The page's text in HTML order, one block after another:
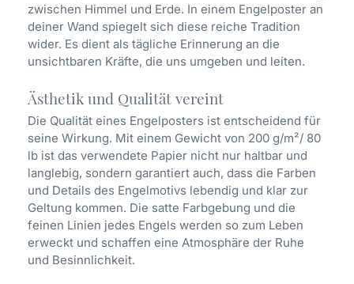
zwischen Himmel und Erde. In einem Engelposter an
deiner Wand spiegelt sich diese reiche Tradition
wider. Es dient als tägliche Erinnerung an die
unsichtbaren Kräfte, die uns umgeben und leiten.
Ästhetik und Qualität vereint
Die Qualität eines Engelposters ist entscheidend für
seine Wirkung. Mit einem Gewicht von 200 g/m²/ 80
lb ist das verwendete Papier nicht nur haltbar und
langlebig, sondern garantiert auch, dass die Farben
und Details des Engelmotivs lebendig und klar zur
Geltung kommen. Die satte Farbgebung und die
feinen Linien jedes Engels werden so zum Leben
erweckt und schaffen eine Atmosphäre der Ruhe
und Besinnlichkeit.